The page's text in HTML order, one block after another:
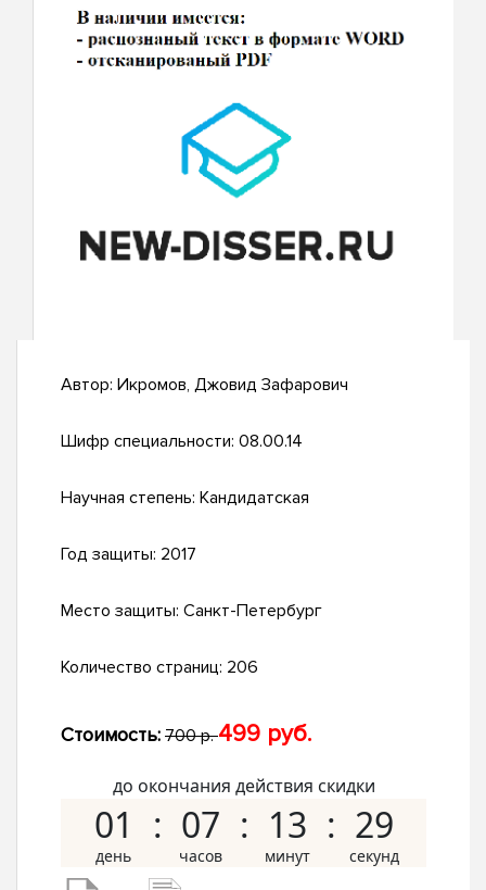
Автор: Икромов, Джовид Зафарович
Шифр специальности: 08.00.14
Научная степень: Кандидатская
Год защиты: 2017
Место защиты: Санкт-Петербург
Количество страниц: 206
Стоимость: 700 р.499 руб.
до окончания действия скидки
01 07 13 28